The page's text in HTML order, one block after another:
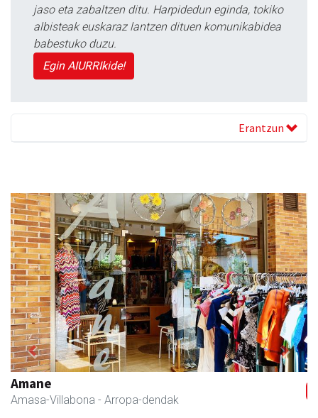
jaso eta zabaltzen ditu. Harpidedun eginda, tokiko
albisteak euskaraz lantzen dituen komunikabidea
babestuko duzu.
Egin AIURRIkide!
Erantzun
Amane
Amasa-Villabona - Arropa-dendak
Previous Next